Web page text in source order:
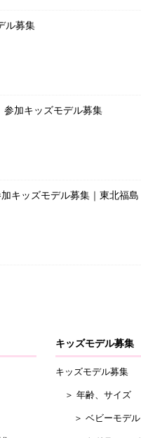
ル募集
参加キッズモデル募集
キッズモデル募集｜東北福島
キッズモデル募集
キッズモデル募集
＞ 年齢、サイズ
＞ ベビーモデル